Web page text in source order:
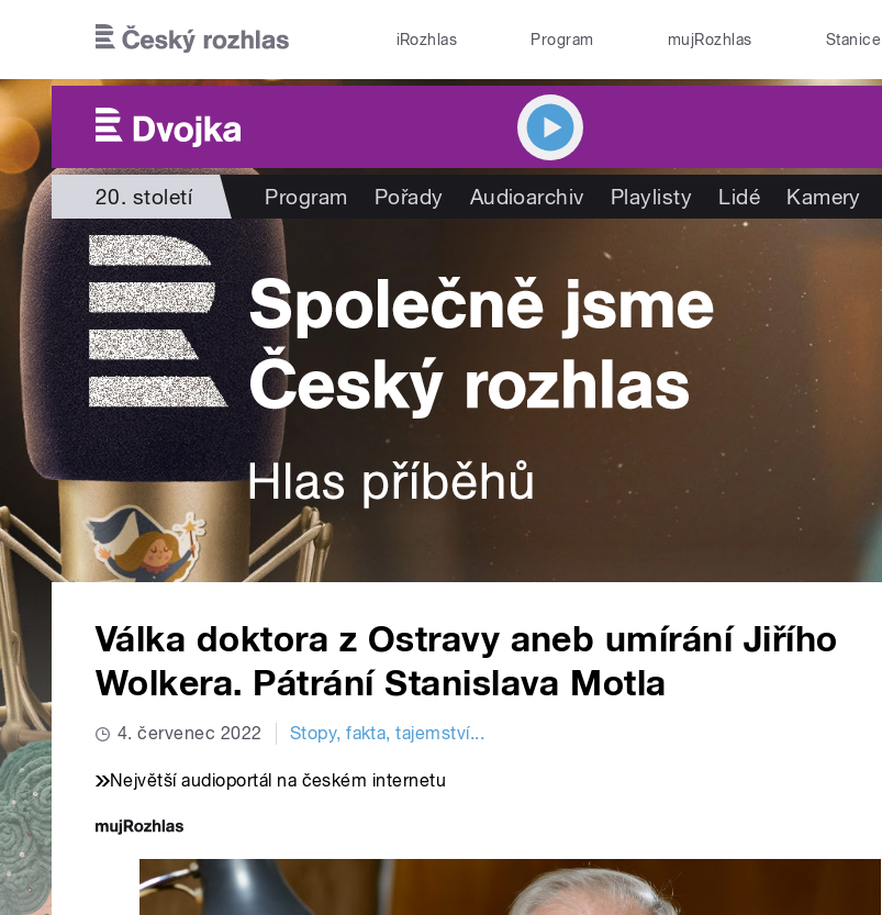
iRozhlas Program mujRozhlas Stanice
20. století Program Pořady Audioarchiv Playlisty Lidé Kamery
Válka doktora z Ostravy aneb umírání Jiřího
Wolkera. Pátrání Stanislava Motla
4. červenec 2022 Stopy, fakta, tajemství...
Největší audioportál na českém internetu